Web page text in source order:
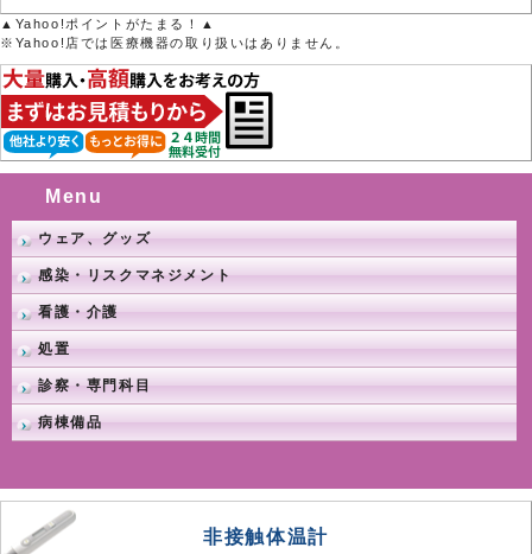
▲Yahoo!ポイントがたまる！▲
※Yahoo!店では医療機器の取り扱いはありません。
Menu
ウェア、グッズ
感染・リスクマネジメント
看護・介護
処置
診察・専門科目
病棟備品
非接触体温計